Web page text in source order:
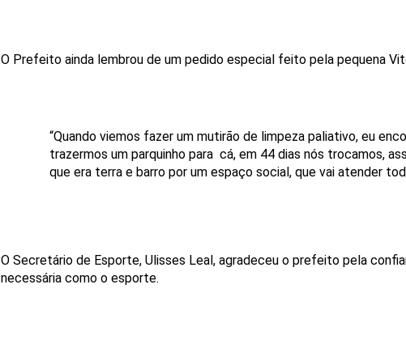
O Prefeito ainda lembrou de um pedido especial feito pela pequena
“Quando viemos fazer um mutirão de limpeza paliativo, eu
trazermos um parquinho para cá, em 44 dias nós trocamos,
que era terra e barro por um espaço social, que vai atender
O Secretário de Esporte, Ulisses Leal, agradeceu o prefeito pela
necessária como o esporte.